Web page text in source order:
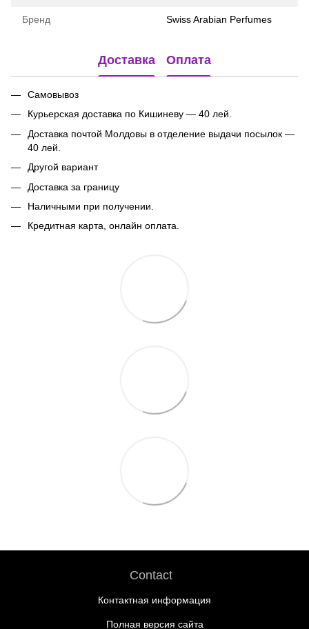
Бренд Swiss Arabian Perfumes
Доставка Оплата
Самовывоз
Курьерская доставка по Кишиневу — 40 лей.
Доставка почтой Молдовы в отделение выдачи посылок —
40 лей.
Другой вариант
Доставка за границу
Наличными при получении.
Кредитная карта, онлайн оплата.
Contact
Контактная информация
Полная версия сайта